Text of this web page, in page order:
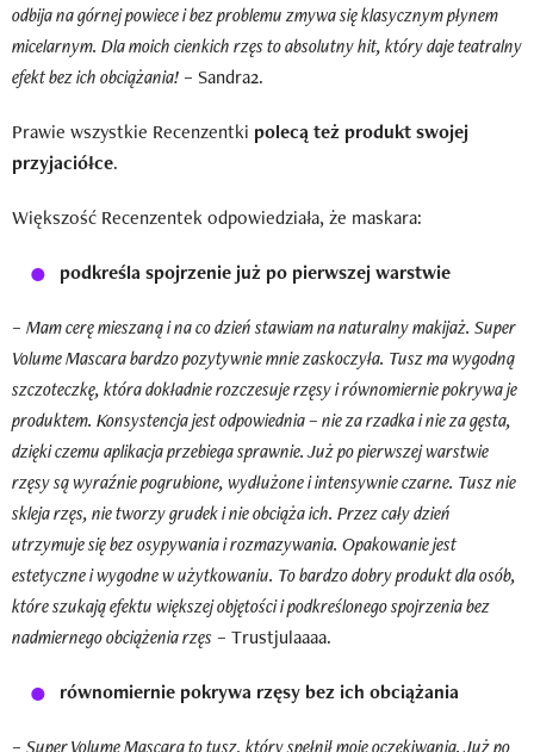
odbija na górnej powiece i bez problemu zmywa się klasycznym płynem
micelarnym. Dla moich cienkich rzęs to absolutny hit, który daje teatralny
efekt bez ich obciążania! – Sandra2.
Prawie wszystkie Recenzentki polecą też produkt swojej
przyjaciółce.
Większość Recenzentek odpowiedziała, że maskara:
podkreśla spojrzenie już po pierwszej warstwie
– Mam cerę mieszaną i na co dzień stawiam na naturalny makijaż. Super
Volume Mascara bardzo pozytywnie mnie zaskoczyła. Tusz ma wygodną
szczoteczkę, która dokładnie rozczesuje rzęsy i równomiernie pokrywa je
produktem. Konsystencja jest odpowiednia – nie za rzadka i nie za gęsta,
dzięki czemu aplikacja przebiega sprawnie. Już po pierwszej warstwie
rzęsy są wyraźnie pogrubione, wydłużone i intensywnie czarne. Tusz nie
skleja rzęs, nie tworzy grudek i nie obciąża ich. Przez cały dzień
utrzymuje się bez osypywania i rozmazywania. Opakowanie jest
estetyczne i wygodne w użytkowaniu. To bardzo dobry produkt dla osób,
które szukają efektu większej objętości i podkreślonego spojrzenia bez
nadmiernego obciążenia rzęs – Trustjulaaaa.
równomiernie pokrywa rzęsy bez ich obciążania
– Super Volume Mascara to tusz, który spełnił moje oczekiwania. Już po